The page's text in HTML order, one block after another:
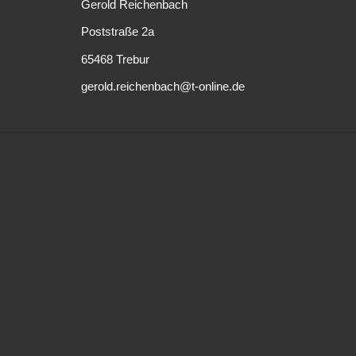
Gerold Reichenbach
Poststraße 2a
65468 Trebur
gerold.reichenbach@t-online.de